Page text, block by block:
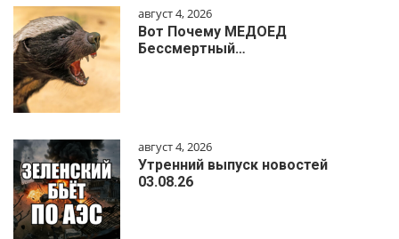
август 4, 2026
Вот Почему МЕДОЕД
Бессмертный…
август 4, 2026
Утренний выпуск новостей
03.08.26